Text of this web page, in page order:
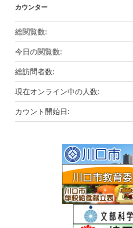
カウンター
総閲覧数:
今日の閲覧数:
総訪問者数:
現在オンライン中の人数:
カウント開始日: